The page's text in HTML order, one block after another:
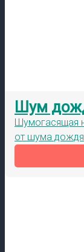
Шум
Шумогасящая
от шума дождя